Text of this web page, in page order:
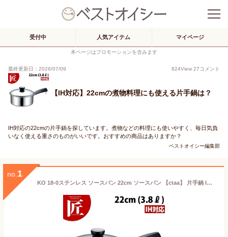
受付中 人気アイテム マイページ
本ページはプロモーションを含みます
最終更新日：2026/07/09 824View 27コメント
【IH対応】22cmの煮物料理にも使える片手鍋は？
IH対応の22cmの片手鍋を探しています。煮物などの料理にも使いやすく、毎日気負
いなく使える重さのものがいいです。おすすめの商品はありますか？
ベストオイシー編集部
no. 1
KO 18-0ステンレス ソースパン 22cm ソースパン 【ctaa】 片手鍋 IH対応 電磁調理器対応 ステンレス 業務用